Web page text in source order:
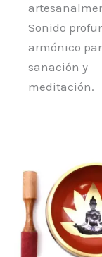
Sonido
armónico
sanación y
meditación.